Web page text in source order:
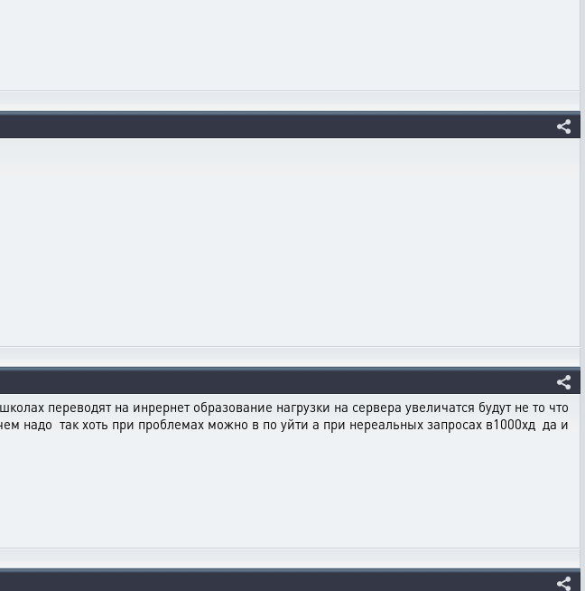
переводят на инрернет образование нагрузки на сервера увеличатся будут не то что
надо так хоть при проблемах можно в по уйти а при нереальных запросах в1000хд да и